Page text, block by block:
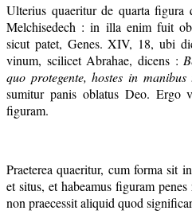
Ulterius quaeritur de quarta figura
Melchisedech : in illa enim fuit
sicut patet, Genes. XIV, 18, ubi
vinum, scilicet Abrahae, dicens :
quo protegente, hostes in manibus
sumitur panis oblatus Deo. Ergo
figuram.
Praeterea quaeritur, cum forma sit
et situs, et habeamus figuram
non praecessit aliquid quod